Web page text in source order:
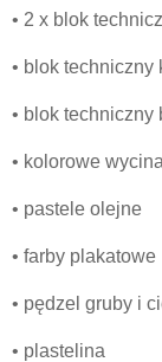
• 2 x blok
• blok techniczny
• blok techniczny
• kolorowe
• pastele olejne
• farby plakatowe
• pędzel gruby i
• plastelina